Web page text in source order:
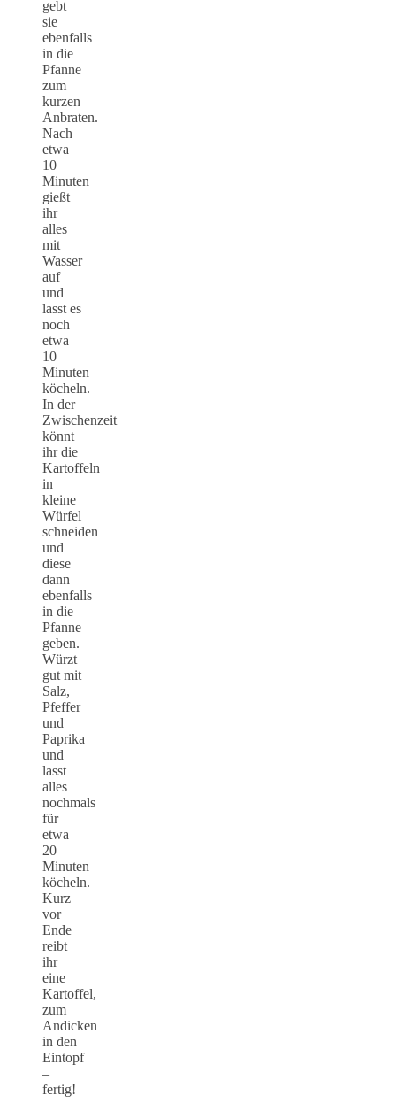
gebt
sie
ebenfalls
in die
Pfanne
zum
kurzen
Anbraten.
Nach
etwa
10
Minuten
gießt
ihr
alles
mit
Wasser
auf
und
lasst es
noch
etwa
10
Minuten
köcheln.
In der
Zwischenzeit
könnt
ihr die
Kartoffeln
in
kleine
Würfel
schneiden
und
diese
dann
ebenfalls
in die
Pfanne
geben.
Würzt
gut mit
Salz,
Pfeffer
und
Paprika
und
lasst
alles
nochmals
für
etwa
20
Minuten
köcheln.
Kurz
vor
Ende
reibt
ihr
eine
Kartoffel,
zum
Andicken
in den
Eintopf
–
fertig!